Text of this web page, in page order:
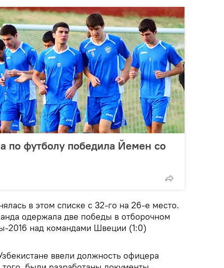
по футболу победила Йемен со
в этом списке с 32-го на 26-е место.
одержала две победы в отборочном
2016 над командами Швеции (1:0)
ввели должность офицера